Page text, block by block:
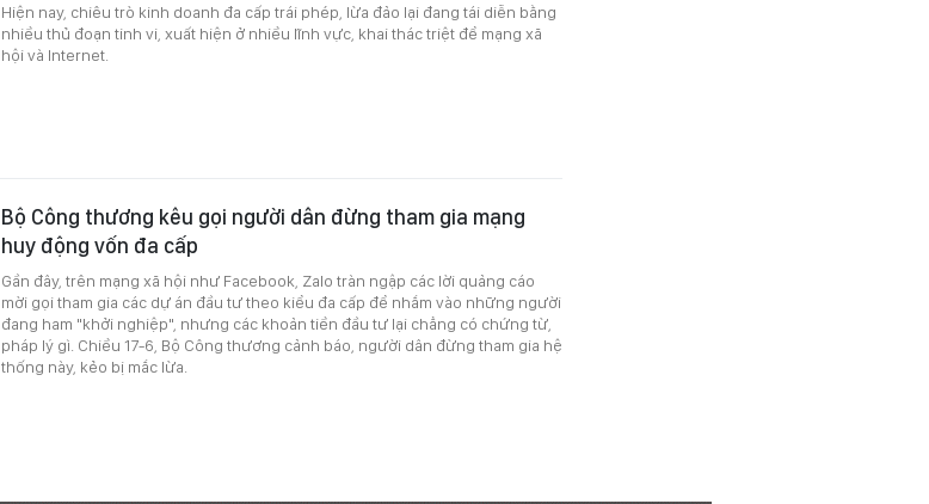
Hiện nay, chiêu trò kinh doanh đa cấp trái phép, lừa đảo lại đang tái diễn bằng
nhiều thủ đoạn tinh vi, xuất hiện ở nhiều lĩnh vực, khai thác triệt để mạng xã
hội và Internet.
Bộ Công thương kêu gọi người dân đừng tham gia mạng
huy động vốn đa cấp
Gần đây, trên mạng xã hội như Facebook, Zalo tràn ngập các lời quảng cáo
mời gọi tham gia các dự án đầu tư theo kiểu đa cấp để nhắm vào những người
đang ham "khởi nghiệp", nhưng các khoản tiền đầu tư lại chẳng có chứng từ,
pháp lý gì. Chiều 17-6, Bộ Công thương cảnh báo, người dân đừng tham gia hệ
thống này, kẻo bị mắc lừa.